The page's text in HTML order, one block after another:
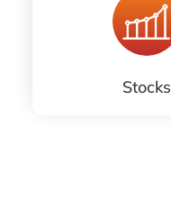
Stocks